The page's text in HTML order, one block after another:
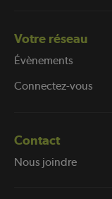
Votre réseau
Évènements
Connectez-vous
Contact
Nous joindre